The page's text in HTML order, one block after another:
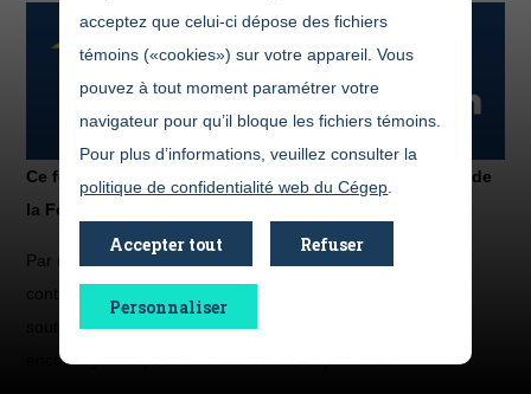
Ce fonds a été créé grâce à l’engagement remarquable de
la Fondation Lise et Jean Fortin.
Par cette initiative, M. Jean Fortin réaffirme son désir de
contribuer durablement à l’éducation dans la région, en
soutenant l’excellence scolaire par l’octroi de bourses qui
encouragent la poursuite des études supérieures.
acceptez que celui-ci dépose des fichiers
témoins («cookies») sur votre appareil. Vous
pouvez à tout moment paramétrer votre
navigateur pour qu’il bloque les fichiers témoins.
Pour plus d’informations, veuillez consulter la
politique de confidentialité web du Cégep
Accepter tout Refuser
Personnaliser